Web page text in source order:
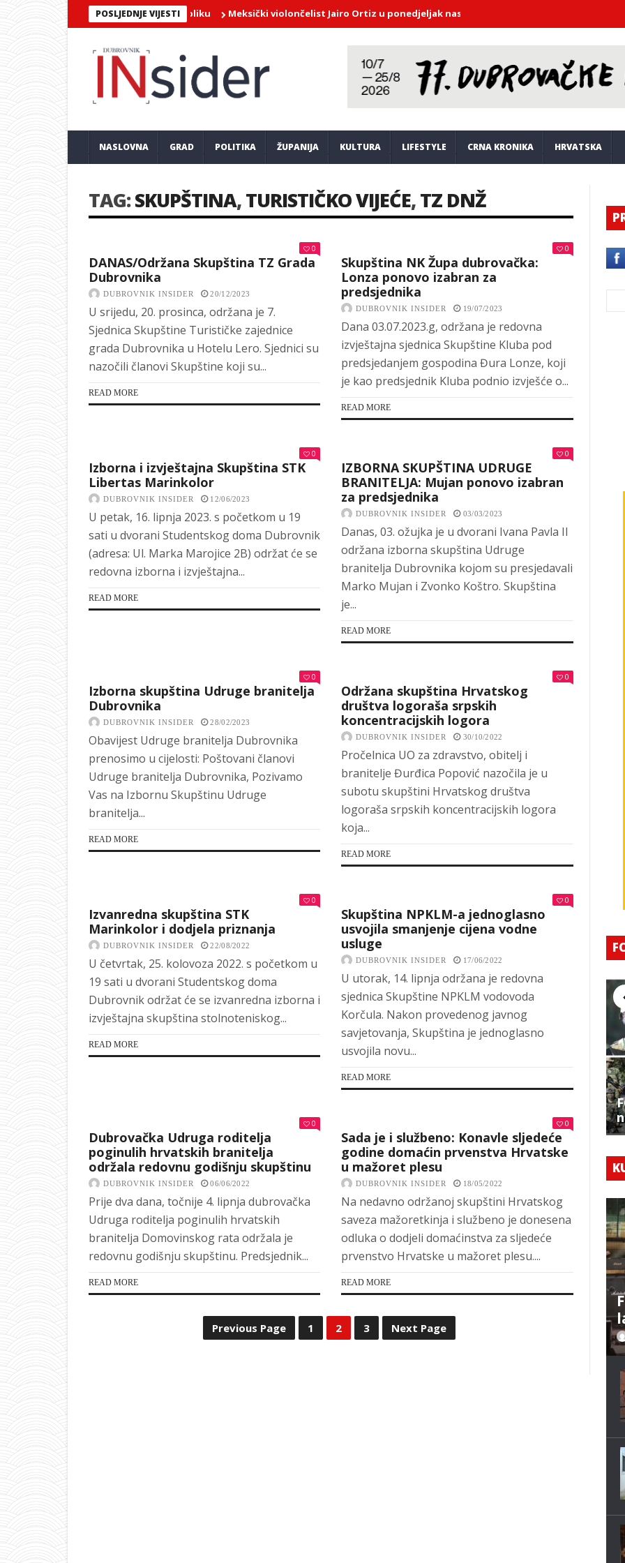
POSLJEDNJE VIJESTI Meksički violončelist Jairo Ortiz u ponedjeljak nastupa u Saloči od zrcala DHMZ
NASLOVNA GRAD POLITIKA ŽUPANIJA KULTURA LIFESTYLE CRNA KRONIKA HRVATSKA
TAG:SKUPŠTINA,TURISTIČKO VIJEĆE,TZ DNŽ
0
DANAS/Održana Skupština TZ Grada
Dubrovnika
DUBROVNIK INSIDER 20/12/2023
U srijedu, 20. prosinca, održana je 7.
Sjednica Skupštine Turističke zajednice
grada Dubrovnika u Hotelu Lero. Sjednici su
nazočili članovi Skupštine koji su...
READ MORE
0
Skupština NK Župa dubrovačka:
Lonza ponovo izabran za
predsjednika
DUBROVNIK INSIDER 19/07/2023
Dana 03.07.2023.g, održana je redovna
izvještajna sjednica Skupštine Kluba pod
predsjedanjem gospodina Đura Lonze, koji
je kao predsjednik Kluba podnio izvješće o...
READ MORE
0
Izborna i izvještajna Skupština STK
Libertas Marinkolor
DUBROVNIK INSIDER 12/06/2023
U petak, 16. lipnja 2023. s početkom u 19
sati u dvorani Studentskog doma Dubrovnik
(adresa: Ul. Marka Marojice 2B) održat će se
redovna izborna i izvještajna...
READ MORE
0
IZBORNA SKUPŠTINA UDRUGE
BRANITELJA: Mujan ponovo izabran
za predsjednika
DUBROVNIK INSIDER 03/03/2023
Danas, 03. ožujka je u dvorani Ivana Pavla II
održana izborna skupština Udruge
branitelja Dubrovnika kojom su presjedavali
Marko Mujan i Zvonko Koštro. Skupština
je...
READ MORE
0
Izborna skupština Udruge branitelja
Dubrovnika
DUBROVNIK INSIDER 28/02/2023
Obavijest Udruge branitelja Dubrovnika
prenosimo u cijelosti: Poštovani članovi
Udruge branitelja Dubrovnika, Pozivamo
Vas na Izbornu Skupštinu Udruge
branitelja...
READ MORE
0
Održana skupština Hrvatskog
društva logoraša srpskih
koncentracijskih logora
DUBROVNIK INSIDER 30/10/2022
Pročelnica UO za zdravstvo, obitelj i
branitelje Đurđica Popović nazočila je u
subotu skupštini Hrvatskog društva
logoraša srpskih koncentracijskih logora
koja...
READ MORE
0
Izvanredna skupština STK
Marinkolor i dodjela priznanja
DUBROVNIK INSIDER 22/08/2022
U četvrtak, 25. kolovoza 2022. s početkom u
19 sati u dvorani Studentskog doma
Dubrovnik održat će se izvanredna izborna i
izvještajna skupština stolnoteniskog...
READ MORE
0
Skupština NPKLM-a jednoglasno
usvojila smanjenje cijena vodne
usluge
DUBROVNIK INSIDER 17/06/2022
U utorak, 14. lipnja održana je redovna
sjednica Skupštine NPKLM vodovoda
Korčula. Nakon provedenog javnog
savjetovanja, Skupština je jednoglasno
usvojila novu...
READ MORE
0
Dubrovačka Udruga roditelja
poginulih hrvatskih branitelja
održala redovnu godišnju skupštinu
DUBROVNIK INSIDER 06/06/2022
Prije dva dana, točnije 4. lipnja dubrovačka
Udruga roditelja poginulih hrvatskih
branitelja Domovinskog rata održala je
redovnu godišnju skupštinu. Predsjednik...
READ MORE
0
Sada je i službeno: Konavle sljedeće
godine domaćin prvenstva Hrvatske
u mažoret plesu
DUBROVNIK INSIDER 18/05/2022
Na nedavno održanoj skupštini Hrvatskog
saveza mažoretkinja i službeno je donesena
odluka o dodjeli domaćinstva za sljedeće
prvenstvo Hrvatske u mažoret plesu....
READ MORE
Previous Page 1 2 3 Next Page